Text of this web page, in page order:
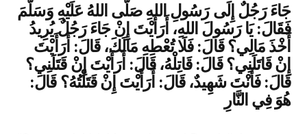
جَاءَ رَجُلٌ إِلَى رَسُولِ اللهِ صَلَّى اللهُ عَلَيْهِ وَسَلَّمَ
فَقَالَ: يَا رَسُولَ اللهِ، أَرَأَيْتَ إِنْ جَاءَ رَجُلٌ يُرِيدُ
أَخْذَ مَالِي؟ قَالَ: فَلَا تُعْطِهِ مَالَكَ، قَالَ: أَرَأَيْتَ
إِنْ قَاتَلَنِي؟ قَالَ: قَاتِلْهُ، قَالَ: أَرَأَيْتَ إِنْ قَتَلَنِي؟
قَالَ: فَأَنْتَ شَهِيدٌ، قَالَ: أَرَأَيْتَ إِنْ قَتَلْتُهُ؟ قَالَ:
هُوَ فِي النَّارِ